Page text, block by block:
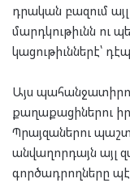
դրական բազում
մարդկութիւնն ու
կացութիւններէ՝
Այս
քաղաքացիներու
Պրայզաներու
անվաղորդայն այլ
գործադրողները